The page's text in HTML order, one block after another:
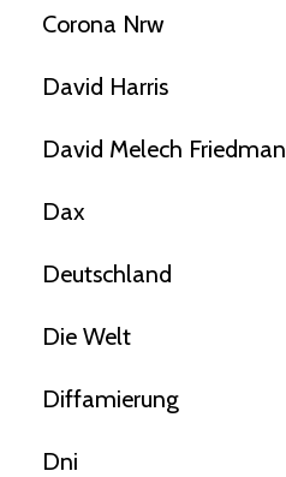
Corona Nrw
David Harris
David Melech Friedman
Dax
Deutschland
Die Welt
Diffamierung
Dni